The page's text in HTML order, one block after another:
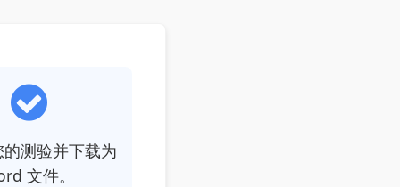
测验并下载为
文件。